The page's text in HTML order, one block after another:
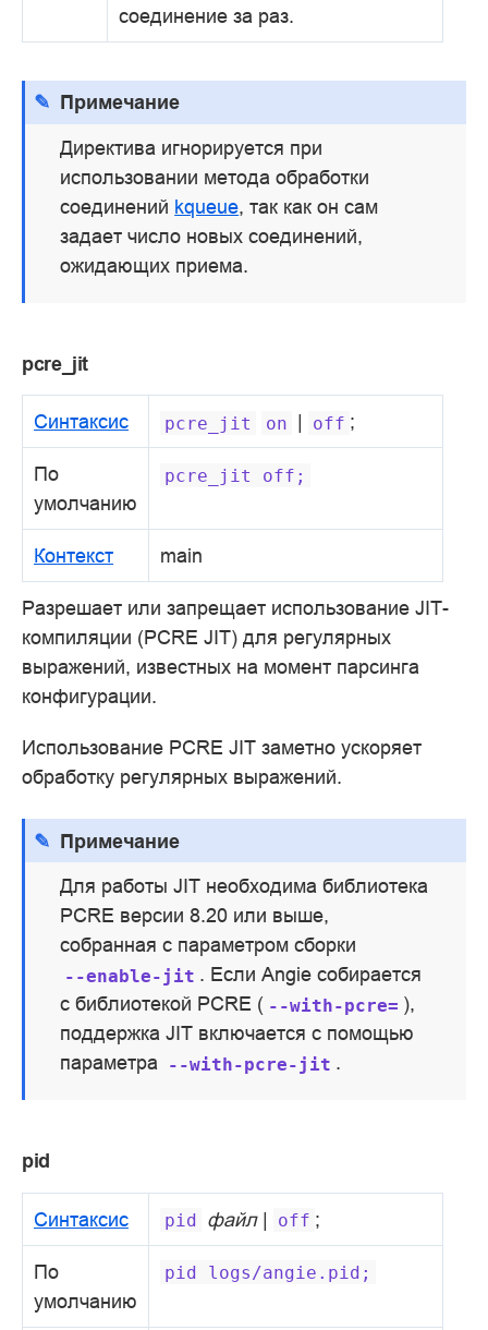
соединение за раз.
Примечание
Директива игнорируется при
использовании метода обработки
соединений kqueue, так как он сам
задает число новых соединений,
ожидающих приема.
pcre_jit
Синтаксис pcre_jit on | off ;
По
умолчанию
pcre_jit off;
Контекст main
Разрешает или запрещает использование JIT-
компиляции (PCRE JIT) для регулярных
выражений, известных на момент парсинга
конфигурации.
Использование PCRE JIT заметно ускоряет
обработку регулярных выражений.
Примечание
Для работы JIT необходима библиотека
PCRE версии 8.20 или выше,
собранная с параметром сборки
--enable-jit . Если Angie собирается
с библиотекой PCRE ( --with-pcre= ),
поддержка JIT включается с помощью
параметра
--with-pcre-jit .
pid
Синтаксис pid файл| off ;
По
умолчанию
pid logs/angie.pid;